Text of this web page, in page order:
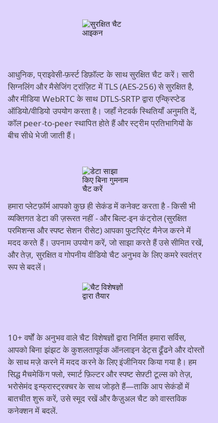
आधुनिक, प्राइवेसी‑फ़र्स्ट डिफ़ॉल्ट के साथ सुरक्षित चैट करें। सारी
सिग्नलिंग और मैसेजिंग ट्रांज़िट में TLS (AES‑256) से सुरक्षित है,
और मीडिया WebRTC के साथ DTLS‑SRTP द्वारा एन्क्रिप्टेड
ऑडियो/वीडियो उपयोग करता है। जहाँ नेटवर्क स्थितियाँ अनुमति दें,
कॉल peer‑to‑peer स्थापित होते हैं और स्ट्रीम प्रतिभागियों के
बीच सीधे भेजी जाती हैं।
हमारा प्लेटफ़ॉर्म आपको कुछ ही सेकंड में कनेक्ट करता है - किसी भी
व्यक्तिगत डेटा की ज़रूरत नहीं - और बिल्ट‑इन कंट्रोल (सुरक्षित
परमिशन्स और स्पष्ट सेशन रीसेट) आपका फुटप्रिंट मैनेज करने में
मदद करते हैं। उपनाम उपयोग करें, जो साझा करते हैं उसे सीमित रखें,
और तेज़, सुरक्षित व गोपनीय वीडियो चैट अनुभव के लिए कमरे स्वतंत्र
रूप से बदलें।
10+ वर्षों के अनुभव वाले चैट विशेषज्ञों द्वारा निर्मित हमारा सर्विस,
आपको बिना झंझट के कुशलतापूर्वक ऑनलाइन डेट्स ढूँढने और दोस्तों
के साथ मज़े करने में मदद करने के लिए इंजीनियर किया गया है। हम
सिद्ध मैचमेकिंग फ्लो, स्मार्ट फ़िल्टर और स्पष्ट सेफ़्टी टूल्स को तेज़,
भरोसेमंद इन्फ्रास्ट्रक्चर के साथ जोड़ते हैं—ताकि आप सेकंडों में
बातचीत शुरू करें, उसे स्मूद रखें और कैज़ुअल चैट को वास्तविक
कनेक्शन में बदलें.